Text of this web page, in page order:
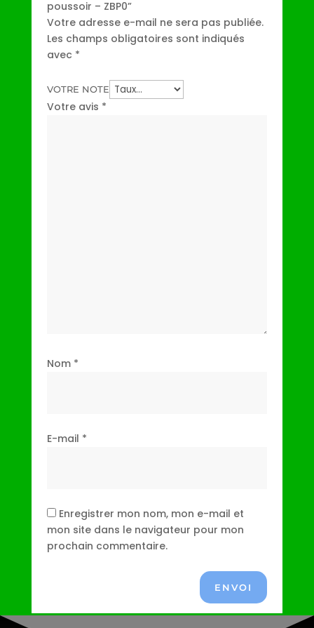
poussoir – ZBP0”
Votre adresse e-mail ne sera pas publiée.
Les champs obligatoires sont indiqués
avec *
VOTRE NOTE
Votre avis *
Nom *
E-mail *
Enregistrer mon nom, mon e-mail et
mon site dans le navigateur pour mon
prochain commentaire.
ENVOI